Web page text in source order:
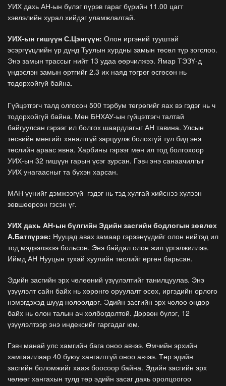
УИХ дахь АН-ын бүлэг пүрэв гараг бүрийн 11.00 цагт
хэвлэлийн хурал хийдэг уламжлалтай.
УИХ-ын гишүүн С.Цэнгүүн: Олон иргэний тууштай
эсэргүүцлийн үр дүнд Туулын хурдны замын төсөл түр зогслоо.
Энэ замын трассыг нийт 13 удаа өөрчилжээ. Ямар ТЭЗҮ-д
үндэслэн замын өртгийг 2.3 их наяд төгрөг өсгөсөн нь
тодорхойгүй байна.
Гүйцэтгэгч талд олгосон 500 тэрбум төгрөгийг яах вэ гэдэг нь ч
тодорхойгүй байна. Мөн БНХАУ-ын гүйцэтгэгч талтай
байгуулсан гэрээг ил болгох шаардлагыг АН тавина. Улсын
төсвийн мөнгийг хяналтгүй зарцуулж болохгүй тул бид энэ
төслийн араас явна. Харбины гэрээг мөн ил тод болгохоор
УИХ-ын 32 гишүүн гарын үсэг зурсан. Гэвч энэ санаачилгыг
УИХ унагаасныг та бүхэн харсан.
МАН үүнийг дэмжээгүй гэдэг нь тэд хулгай хийснээ хүлээн
зөвшөөрсөн гэсэн үг.
УИХ дахь АН-ын бүлгийн Эдийн засгийн бодлогын зөвлөх
А.Батпүрэв: Нууцад авах замаар гэрээнүүдийг олон нийтэд ил
тод мэдээлэхээ больсон. Энэ байдал олон жил үргэлжиллээ.
Иймд АН Нууцын тухай хуулийн төслийг өргөн барьсан.
Эдийн засгийн эрх чөлөөний үзүүлэлтийг танилцуулав. Энэ
үзүүлэлт сайн байх нь хөрөнгө оруулалт өсөх, иргэдийн орлого
нэмэгдэхэд шууд нөлөөлдөг. Эдийн засгийн эрх чөлөө өндөр
байх нь олон талын ач холбогдолтой. Дөрвөн бүлэг, 12
үзүүлэлтээр энэ индексийг гаргадаг юм.
Гэвч манай улс хамгийн бага оноо авчээ. Өмчийн эрхийн
хамгааллаар 40 буюу хангалтгүй оноо авчээ. Төр эдийн
засгийн боломжийг хааж боосоор байна. Эдийн засгийн эрх
чөлөөг хангахын тулд төр эдийн засаг дахь оролцоогоо